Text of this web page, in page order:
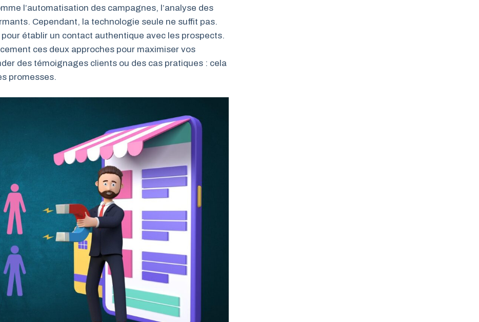
l’automatisation des campagnes, l’analyse des
Cependant, la technologie seule ne suffit pas.
établir un contact authentique avec les prospects.
ces deux approches pour maximiser vos
des témoignages clients ou des cas pratiques : cela
promesses.